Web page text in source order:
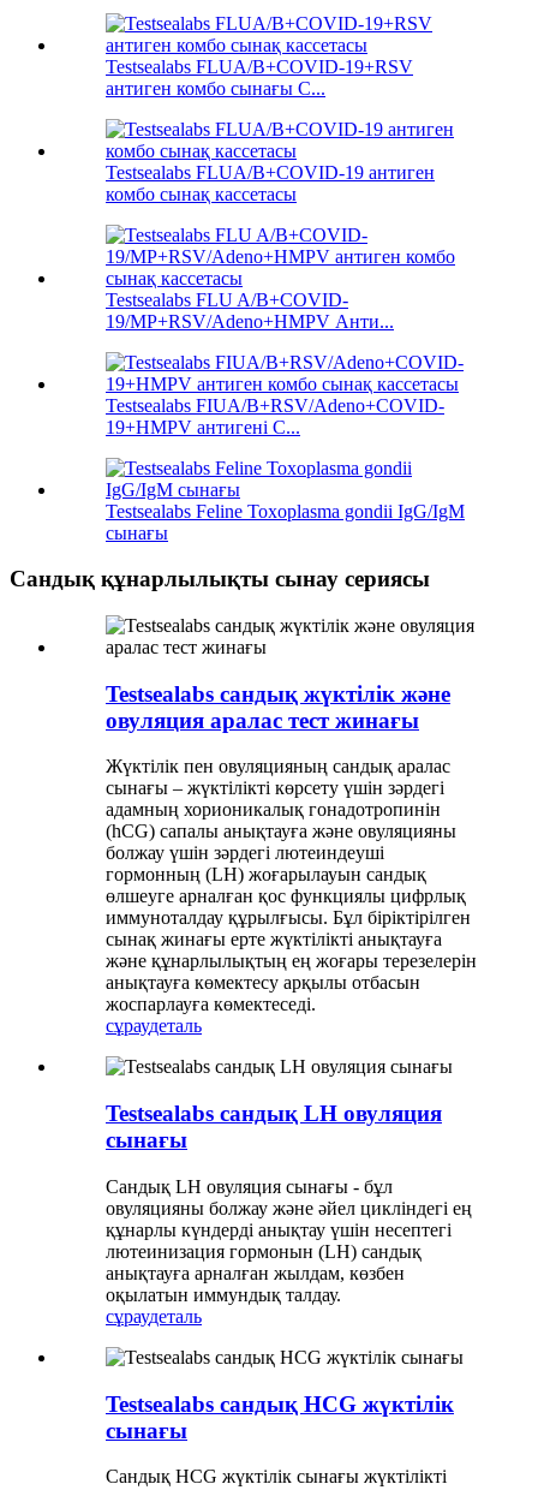
Testsealabs FLUA/B+COVID-19+RSV
антиген комбо сынағы C...
Testsealabs FLUA/B+COVID-19 антиген
комбо сынақ кассетасы
Testsealabs FLU A/B+COVID-
19/MP+RSV/Adeno+HMPV Анти...
Testsealabs FIUA/B+RSV/Adeno+COVID-
19+HMPV антигені С...
Testsealabs Feline Toxoplasma gondii IgG/IgM
сынағы
Сандық құнарлылықты сынау сериясы
Testsealabs сандық жүктілік және
овуляция аралас тест жинағы
Жүктілік пен овуляцияның сандық аралас
сынағы – жүктілікті көрсету үшін зәрдегі
адамның хорионикалық гонадотропинін
(hCG) сапалы анықтауға және овуляцияны
болжау үшін зәрдегі лютеиндеуші
гормонның (LH) жоғарылауын сандық
өлшеуге арналған қос функциялы цифрлық
иммуноталдау құрылғысы. Бұл біріктірілген
сынақ жинағы ерте жүктілікті анықтауға
және құнарлылықтың ең жоғары терезелерін
анықтауға көмектесу арқылы отбасын
жоспарлауға көмектеседі.
сұраудеталь
Testsealabs сандық LH овуляция
сынағы
Сандық LH овуляция сынағы - бұл
овуляцияны болжау және әйел цикліндегі ең
құнарлы күндерді анықтау үшін несептегі
лютеинизация гормонын (LH) сандық
анықтауға арналған жылдам, көзбен
оқылатын иммундық талдау.
сұраудеталь
Testsealabs сандық HCG жүктілік
сынағы
Сандық HCG жүктілік сынағы жүктілікті